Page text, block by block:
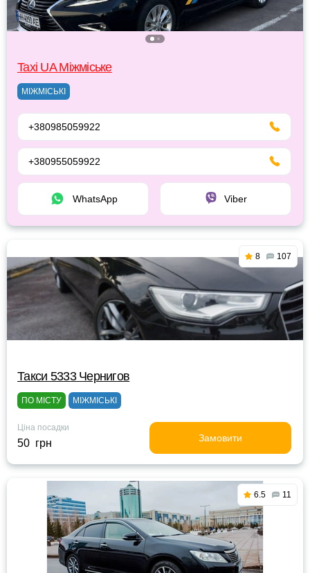
Taxi UA Міжміське
МІЖМІСЬКІ
+380985059922
+380955059922
WhatsApp Viber
8 107
Такси 5333 Чернигов
ПО МІСТУ МІЖМІСЬКІ
Ціна посадки
50 грн Замовити
6.5 11